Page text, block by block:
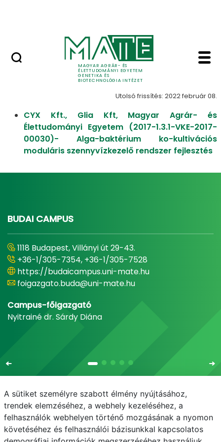
MAGYAR AGRÁR- ÉS
ÉLETTUDOMÁNYI EGYETEM
GENETIKA ÉS
BIOTECHNOLÓGIA INTÉZET
Pályázatok -
Pályázatok
Utolsó frissítés: 2022 február 08.
CYX Kft., Glia Kft, Magyar Agrár- és
Élettudományi Egyetem (2017-1.3.1-VKE-2017-
00030)- Alga-baktérium ko-kultivációs
moduláris szennyvízkezelő rendszer fejlesztés
BUDAI CAMPUS
1118 Budapest, Villányi út 29-43.
+36-1/305-7354, +36-1/305-7528
https://budaicampus.uni-mate.hu
foigazgato.buda@uni-mate.hu
Campus-főigazgató
Nyitrainé dr. Sárdy Diána
E-mail Telefonkönyv NEPTUN
E-learning
A sütiket személyre szabott élmény nyújtásához,
trendek elemzéséhez, a webhely kezeléséhez, a
felhasználók webhelyen történő mozgásának a nyomon
követéséhez és felhasználói bázisunkkal kapcsolatos